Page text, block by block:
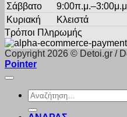
Σάββατο
Κυριακή
Κλειστά
Τρόποι Πληρωμής
Copyright 2026 © Detoi.gr /
Pointer
Αναζήτηση
για: